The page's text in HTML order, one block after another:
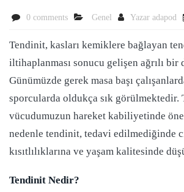
0 comments Genel Yazar adapod
Tendinit, kasları kemiklere bağlayan
iltihaplanması sonucu gelişen ağrılı bir
Günümüzde gerek masa başı
sporcularda oldukça sık görülmektedir.
vücudumuzun hareket kabiliyetinde
nedenle tendinit, tedavi edilmediğinde
kısıtlılıklarına ve yaşam kalitesinde
Tendinit Nedir?